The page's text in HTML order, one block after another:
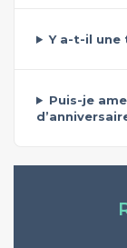
Y a-t-il une
Puis-je